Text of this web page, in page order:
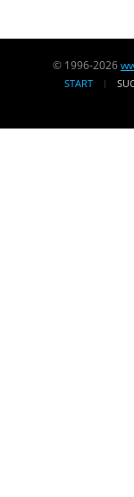
© 1996-2026
START